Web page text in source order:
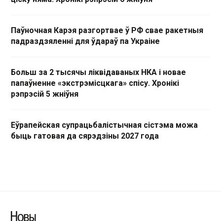
Паўночная Карэя разгортвае ў РФ свае ракетныя
падраздзяленні для ўдараў па Украіне
Больш за 2 тысячы ліквідаваных НКА і новае
папаўненне «экстрэмісцкага» спісу. Хронікі
рэпрэсій 5 жніўня
Еўрапейская супрацьбалістычная сістэма можа
быць гатовая да сярэдзіны 2027 года